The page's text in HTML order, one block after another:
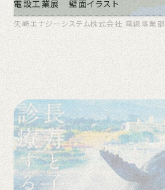
電設工業展 壁面イラスト
矢崎エナジーシステム株式会社 電線事業部